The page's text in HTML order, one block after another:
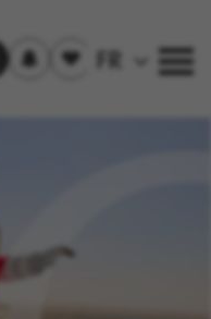
Trouver un emploi
aux
Offre(s)
sauvegardée(s)
FR